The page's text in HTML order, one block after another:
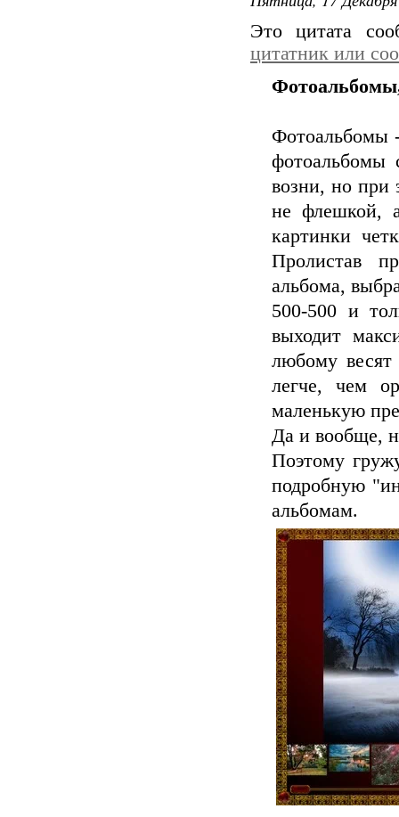
Это цитата
цитатник или
Фотоальбомы
возни, но при
не флешкой,
картинки
Пролистав
альбома,
500-500 и
выходит
любому весят
легче, чем
маленькую
Да и вообще,
Поэтому
подробную
альбомам.